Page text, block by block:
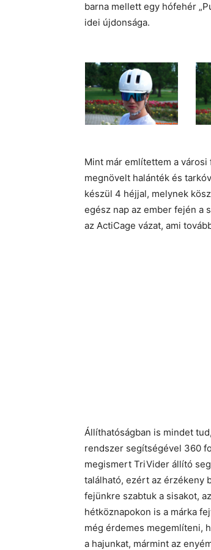
barna mellett egy hófehér
idei újdonsága.
Mint már említettem a
megnövelt halánték és
készül 4 héjjal, melynek
egész nap az ember fején a
az ActiCage vázat, ami
Állíthatóságban is mindet
rendszer segítségével 360
megismert TriVider állító
található, ezért az érzékeny
fejünkre szabtuk a sisakot,
hétköznapokon is a márka
még érdemes megemlíteni,
a hajunkat, mármint az